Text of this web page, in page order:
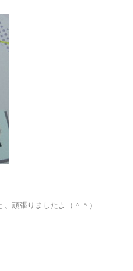
頑張りましたよ（＾＾）